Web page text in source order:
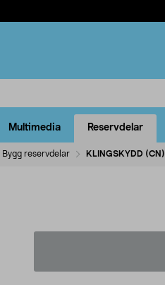
Multimedia Reservdelar
Bygg reservdelar KLINGSKYDD (CN)